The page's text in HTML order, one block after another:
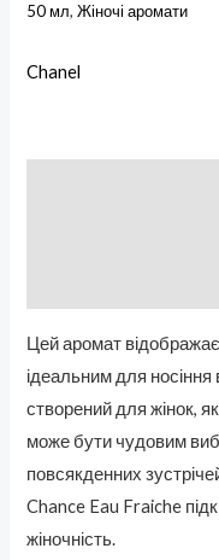
50 мл,Жіночі аромати
Chanel
Цей аромат відображає
ідеальним для носіння
створений для жінок,
може бути чудовим
повсякденних
Chance Eau Fraiche
жіночність.